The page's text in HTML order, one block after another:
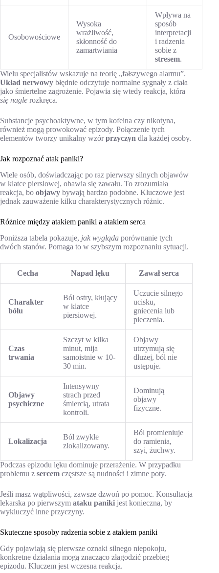
Osobowościowe
Wysoka
wrażliwość,
skłonność do
zamartwiania
Wpływa na
sposób
interpretacji
i radzenia
sobie z
stresem.
Wielu specjalistów wskazuje na teorię „fałszywego alarmu”.
Układ nerwowy błędnie odczytuje normalne sygnały z ciała
jako śmiertelne zagrożenie. Pojawia się wtedy reakcja, która
się nagle rozkręca.
Substancje psychoaktywne, w tym kofeina czy nikotyna,
również mogą prowokować epizody. Połączenie tych
elementów tworzy unikalny wzórprzyczyn dla każdej osoby.
Jak rozpoznać atak paniki?
Wiele osób, doświadczając po raz pierwszy silnych objawów
w klatce piersiowej, obawia się zawału. To zrozumiała
reakcja, bo objawy bywają bardzo podobne. Kluczowe jest
jednak zauważenie kilku charakterystycznych różnic.
Różnice między atakiem paniki a atakiem serca
Poniższa tabela pokazuje, jak wygląda porównanie tych
dwóch stanów. Pomaga to w szybszym rozpoznaniu sytuacji.
Cecha Napad lęku Zawał serca
Charakter
bólu
Ból ostry, kłujący
w klatce
piersiowej.
Uczucie silnego
ucisku,
gniecenia lub
pieczenia.
Czas
trwania
Szczyt w kilka
minut, mija
samoistnie w 10-
30 min.
Objawy
utrzymują się
dłużej, ból nie
ustępuje.
Objawy
psychiczne
Intensywny
strach przed
śmiercią, utrata
kontroli.
Dominują
objawy
fizyczne.
Lokalizacja
Ból zwykle
zlokalizowany.
Ból promieniuje
do ramienia,
szyi, żuchwy.
Podczas epizodu lęku dominuje przerażenie. W przypadku
problemu z sercem częstsze są nudności i zimne poty.
Jeśli masz wątpliwości, zawsze dzwoń po pomoc. Konsultacja
lekarska po pierwszym ataku paniki jest konieczna, by
wykluczyć inne przyczyny.
Skuteczne sposoby radzenia sobie z atakiem paniki
Gdy pojawiają się pierwsze oznaki silnego niepokoju,
konkretne działania mogą znacząco złagodzić przebieg
epizodu. Kluczem jest wczesna reakcja.